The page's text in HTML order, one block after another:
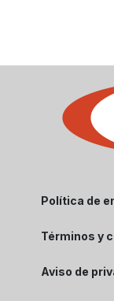
Política de
Términos y
Aviso de